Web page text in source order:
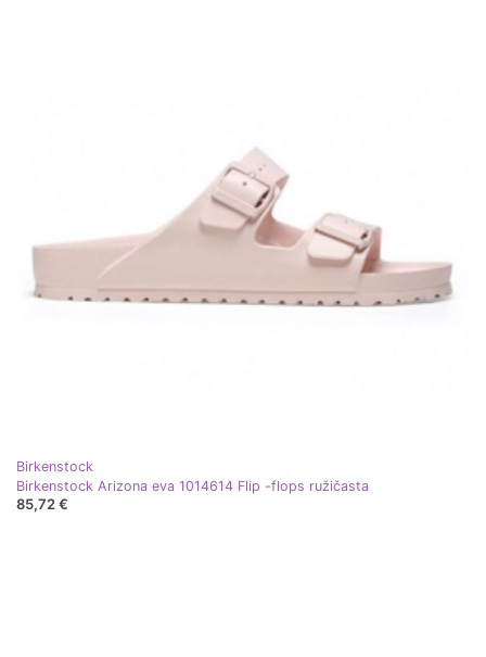
Birkenstock
Birkenstock Arizona eva 1014614 Flip -flops ružičasta
85,72 €